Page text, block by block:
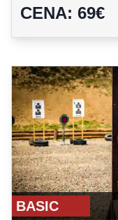
CENA: 69€
BASIC